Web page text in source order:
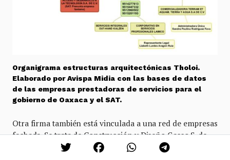
Organigrama estructuras arquitectónicas Tholoi.
Elaborado por Avispa Midia con las bases de datos
de las empresas prestadoras de servicios para el
gobierno de Oaxaca y el SAT.
Otra firma también está vinculada a una red de empresas
fachada. Se trata de Construcción y Diseño Gasso S. de
R.L de C.V., constituida en 2019. Esta empresa recibió